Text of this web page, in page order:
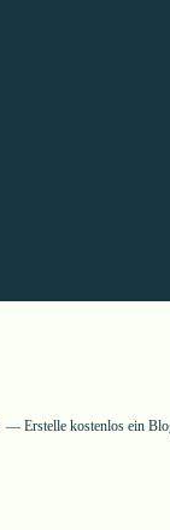
Erstelle kostenlos ein